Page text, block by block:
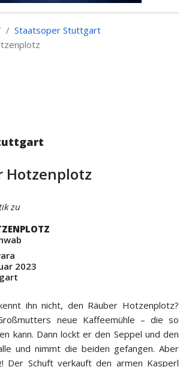
Staatsoper Stuttgart
Hotzenplotz
zu
2023
ihn nicht, den Räuber Hotzenplotz?
neue Kaffeemühle – die so
kann. Dann lockt er den Seppel und den
und nimmt die beiden gefangen. Aber
Der Schuft verkauft den armen Kasperl